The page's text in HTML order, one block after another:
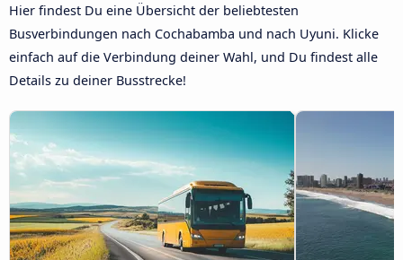
Hier findest Du eine Übersicht der beliebtesten
Busverbindungen nach Cochabamba und nach Uyuni. Klicke
einfach auf die Verbindung deiner Wahl, und Du findest alle
Details zu deiner Busstrecke!